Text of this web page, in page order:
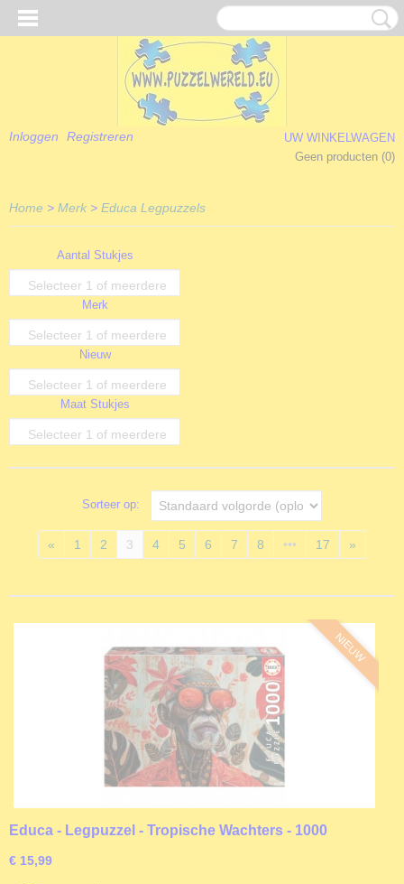
Inloggen Registreren
UW WINKELWAGEN
Geen producten (0)
Home > Merk > Educa Legpuzzels
Aantal Stukjes
Selecteer 1 of meerdere
opties
Merk
Selecteer 1 of meerdere
opties
Nieuw
Selecteer 1 of meerdere
opties
Maat Stukjes
Selecteer 1 of meerdere
Sorteer op:
« 1 2 3 4 5 6 7 8 ••• 17 »
NIEUW
Educa - Legpuzzel - Tropische Wachters - 1000
€ 15,99